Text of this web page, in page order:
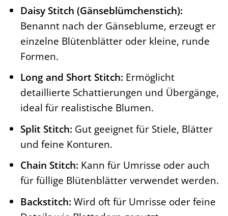
Daisy Stitch (Gänseblümchenstich):
Benannt nach der Gänseblume, erzeugt er
einzelne Blütenblätter oder kleine, runde
Formen.
Long and Short Stitch: Ermöglicht
detaillierte Schattierungen und Übergänge,
ideal für realistische Blumen.
Split Stitch: Gut geeignet für Stiele, Blätter
und feine Konturen.
Chain Stitch: Kann für Umrisse oder auch
für füllige Blütenblätter verwendet werden.
Backstitch: Wird oft für Umrisse oder feine